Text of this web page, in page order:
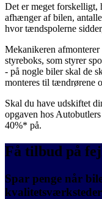
Det er meget forskelligt,
afhænger af bilen,
hvor tændspolerne
Mekanikeren
styreboks, som styrer
- på nogle biler skal de
monteres til tændrørene
Skal du have udskiftet
opgaven hos
40%* på.
Få tilbud på
Spar penge når